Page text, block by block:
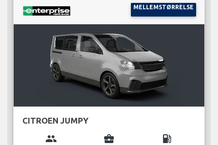
MELLEMSTØRRELSE
CITROEN JUMPY
group business_center local_gas_station